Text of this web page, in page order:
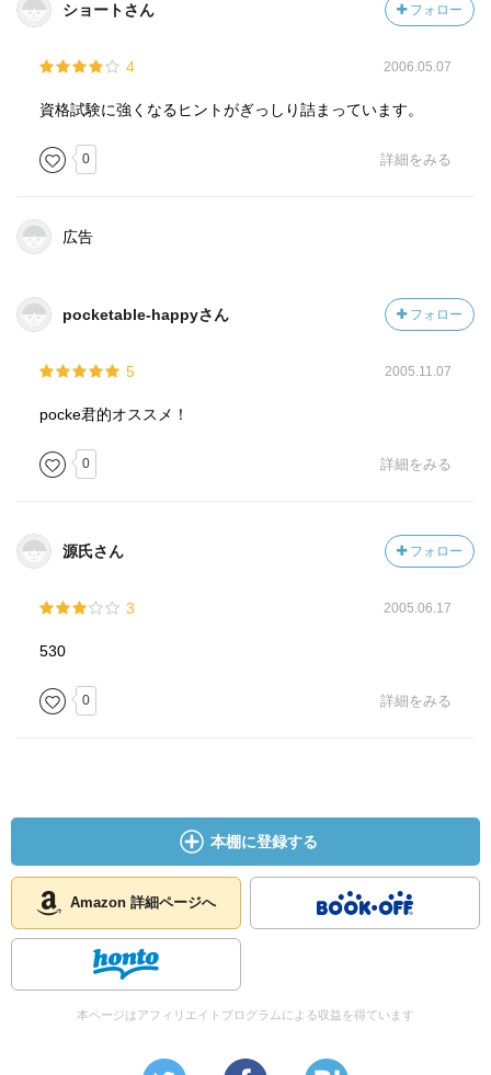
ショートさん フォロー
4 2006.05.07
資格試験に強くなるヒントがぎっしり詰まっています。
0 詳細をみる
広告
pocketable-happyさん フォロー
5 2005.11.07
pocke君的オススメ！
0 詳細をみる
源氏さん フォロー
3 2005.06.17
530
0 詳細をみる
本棚に登録する
Amazon 詳細ページへ
本ページはアフィリエイトプログラムによる収益を得ています